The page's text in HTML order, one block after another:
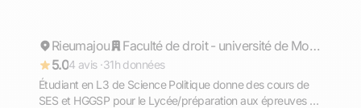
Répond rapidement
Rieumajou
Faculté de droit - université de Montpellier
5.04 avis ·31h données
Étudiant en L3 de Science Politique donne des cours de
SES et HGGSP pour le Lycée/préparation aux épreuves du